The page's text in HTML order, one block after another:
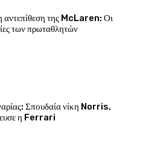
αντεπίθεση της McLaren: Οι
των πρωταθλητών
Σπουδαία νίκη Norris,
η Ferrari